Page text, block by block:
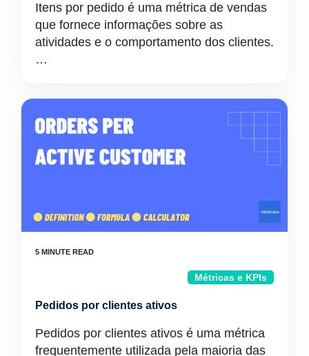
Itens por pedido é uma métrica de vendas
que fornece informações sobre as
atividades e o comportamento dos clientes.
…
Métricas e KPIs
Pedidos por clientes ativos
Pedidos por clientes ativos é uma métrica
frequentemente utilizada pela maioria das